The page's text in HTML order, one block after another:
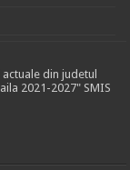
din judetul
2021-2027" SMIS